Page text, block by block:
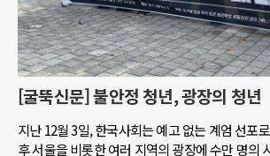
[굴뚝신문] 불안정 청년, 광장의 청년
지난 12월 3일, 한국사회는 예고 없는 계엄 선포
후 서울을 비롯한 여러 지역의 광장에 수만 명의